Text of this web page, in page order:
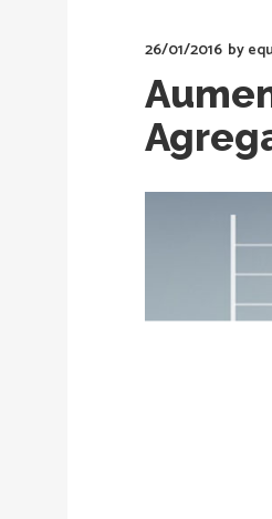
26/01/2016 by